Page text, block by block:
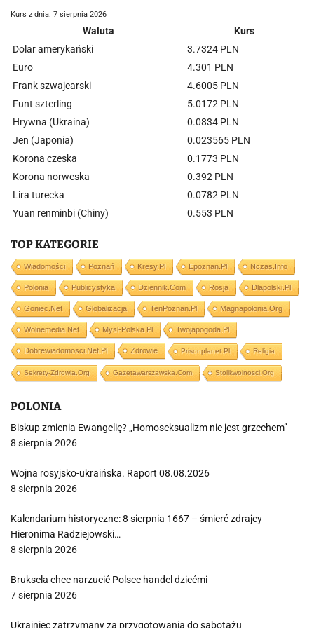
Kurs z dnia: 7 sierpnia 2026
Waluta
Kurs
Dolar amerykański
3.7324 PLN
Euro
4.301 PLN
Frank szwajcarski
4.6005 PLN
Funt szterling
5.0172 PLN
Hrywna (Ukraina)
0.0834 PLN
Jen (Japonia)
0.023565 PLN
Korona czeska
0.1773 PLN
Korona norweska
0.392 PLN
Lira turecka
0.0782 PLN
Yuan renminbi (Chiny)
0.553 PLN
TOP KATEGORIE
Wiadomości Poznań Kresy.pl Epoznan.pl Nczas.info
Polonia Publicystyka Dziennik.com Rosja Dlapolski.pl
Goniec.net Globalizacja TenPoznan.pl Magnapolonia.org
Wolnemedia.net Mysl-Polska.pl Twojapogoda.pl
Dobrewiadomosci.net.pl Zdrowie Prisonplanet.pl Religia
Sekrety-Zdrowia.org Gazetawarszawska.com Stolikwolnosci.org
POLONIA
Biskup zmienia Ewangelię? „Homoseksualizm nie jest grzechem”
8 sierpnia 2026
Wojna rosyjsko-ukraińska. Raport 08.08.2026
8 sierpnia 2026
Kalendarium historyczne: 8 sierpnia 1667 – śmierć zdrajcy
Hieronima Radziejowski…
8 sierpnia 2026
Bruksela chce narzucić Polsce handel dziećmi
7 sierpnia 2026
Ukrainiec zatrzymany za przygotowania do sabotażu